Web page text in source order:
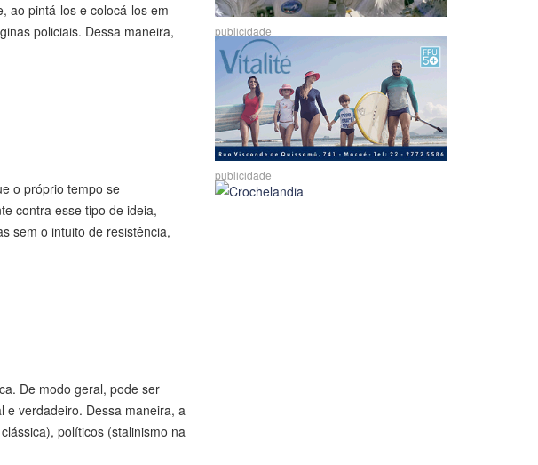
ao pintá-los e colocá-los em
policiais. Dessa maneira,
o próprio tempo se
contra esse tipo de ideia,
sem o intuito de resistência,
De modo geral, pode ser
e verdadeiro. Dessa maneira, a
políticos (stalinismo na
publicidade
publicidade